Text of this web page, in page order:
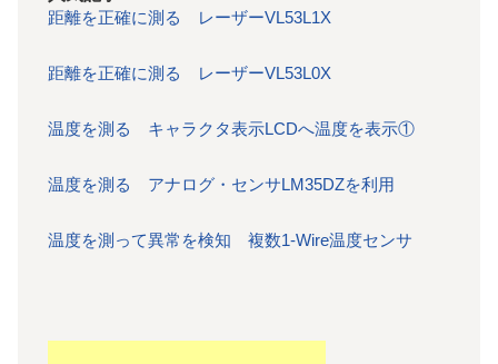
距離を正確に測る レーザーVL53L1X
距離を正確に測る レーザーVL53L0X
温度を測る キャラクタ表示LCDへ温度を表示①
温度を測る アナログ・センサLM35DZを利用
温度を測って異常を検知 複数1-Wire温度センサ